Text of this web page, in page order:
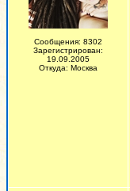
Сообщения: 8302
Зарегистрирован:
19.09.2005
Откуда: Москва